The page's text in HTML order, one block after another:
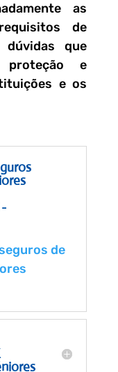
as
de
que
proteção e
e os
de